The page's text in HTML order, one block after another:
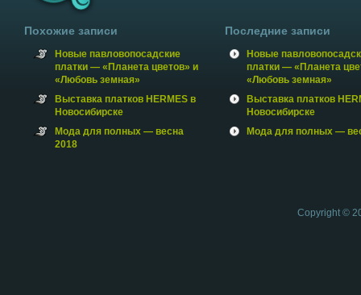
Похожие записи
Новые павловопосадские
платки — «Планета цветов» и
«Любовь земная»
Выставка платков HERMES в
Новосибирске
Мода для полных — весна
2018
Последние записи
Новые
платки — «Планета
«Любовь земная»
Выставка платков
Новосибирске
Мода для полных —
Copyright ©